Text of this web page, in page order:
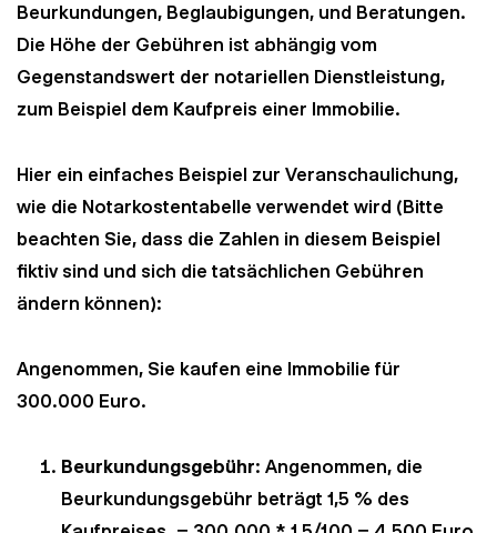
Beurkundungen, Beglaubigungen, und Beratungen.
Die Höhe der Gebühren ist abhängig vom
Gegenstandswert der notariellen Dienstleistung,
zum Beispiel dem Kaufpreis einer Immobilie.
Hier ein einfaches Beispiel zur Veranschaulichung,
wie die Notarkostentabelle verwendet wird (Bitte
beachten Sie, dass die Zahlen in diesem Beispiel
fiktiv sind und sich die tatsächlichen Gebühren
ändern können):
Angenommen, Sie kaufen eine Immobilie für
300.000 Euro.
Beurkundungsgebühr: Angenommen, die
Beurkundungsgebühr beträgt 1,5 % des